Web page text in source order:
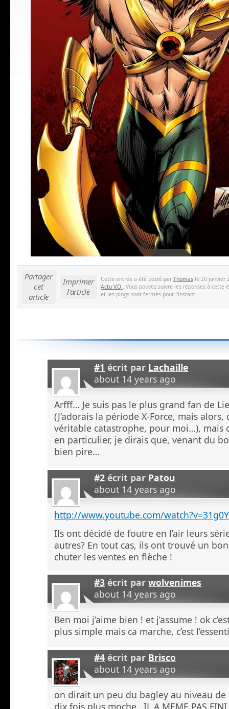
Partager
cet
article
Imprimer
l'article
Cette entrée a été posté par Thomas le 20 janvier
Actu V.O.
. Vous pouvez suivre les réponses à cette
et les pings sont fermés pour l'instant
#1 écrit par Lachaille
about 14 years ago
Arfff… Je suis pas le plus grand fan de
(J’adorais la période X-Force, mais alors,
véritable catastrophe, pour moi…), mais
en particulier, je dirais que, venant du
bien pire…
#2 écrit par Patou
about 14 years ago
http://www.youtube.com/
Ils ont décidé de foutre en l’air leurs
autres? En tout cas, ils ont trouvé un
chuter les ventes en flèche !
#3 écrit parwolvenimes
about 14 years ago
Ben moi j’aime bien ! et j’assume ! ok
plus simple mais ca marche, c’est
#4 écrit par Brisco
about 14 years ago
on dirait un peu du bagley au niveau de
dix fois plus moche…IL A MEME PAS FINI